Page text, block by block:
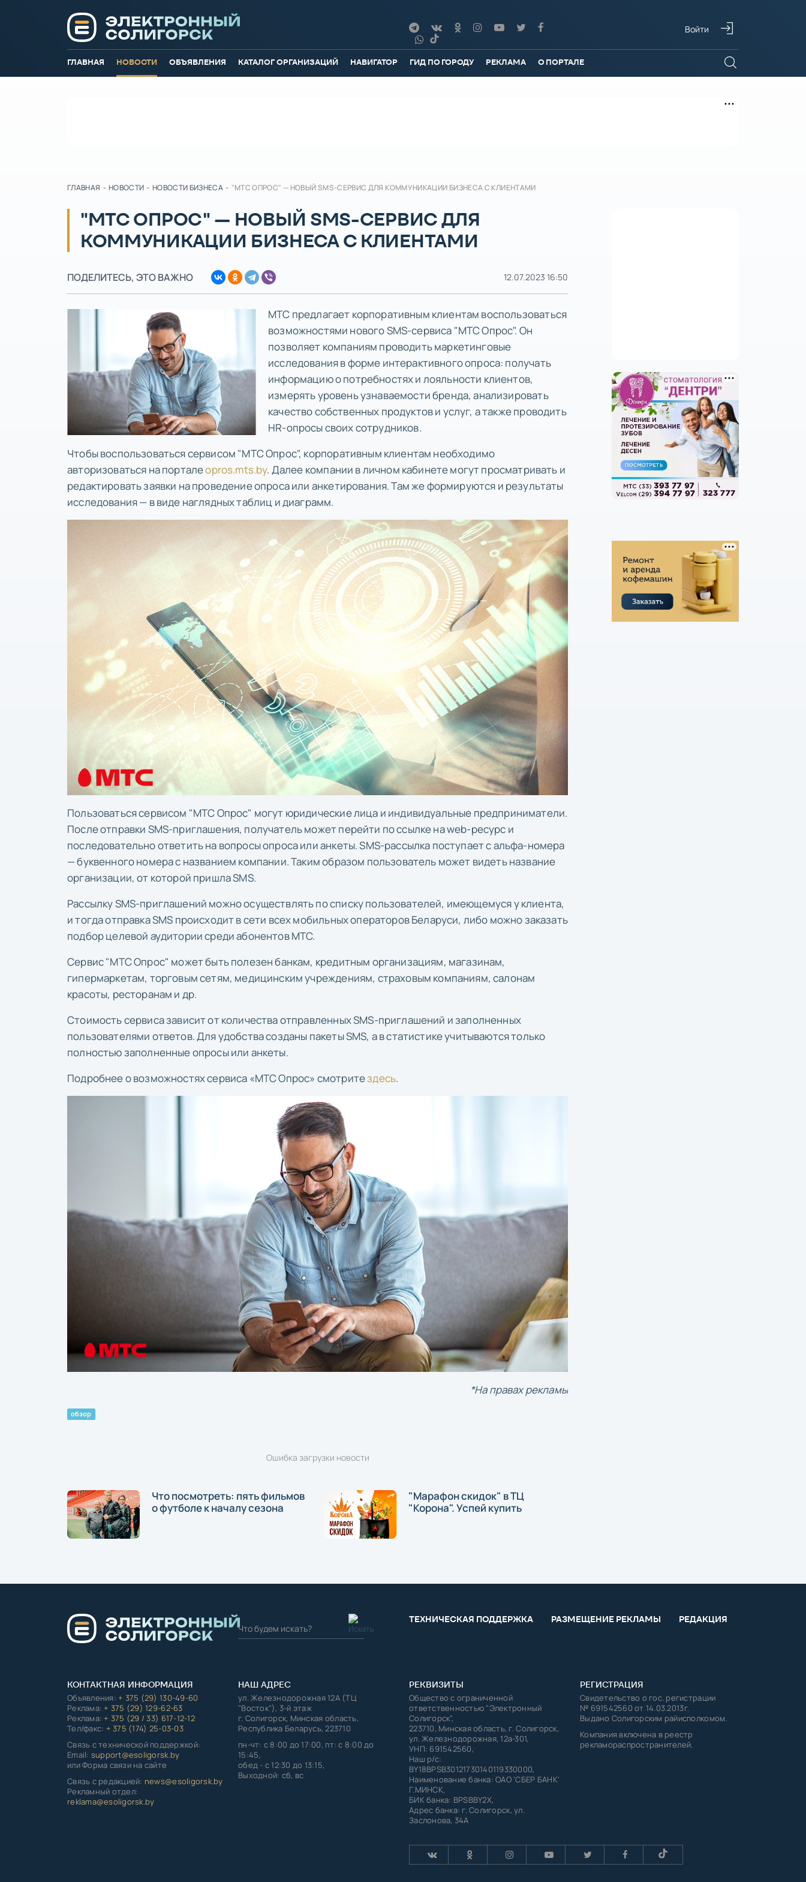
Войти
ГЛАВНАЯ НОВОСТИ ОБЪЯВЛЕНИЯ КАТАЛОГ ОРГАНИЗАЦИЙ НАВИГАТОР ГИД ПО ГОРОДУ РЕКЛАМА О ПОРТАЛЕ
ГЛАВНАЯ - НОВОСТИ - НОВОСТИ БИЗНЕСА - "МТС ОПРОС" — НОВЫЙ SMS-СЕРВИС ДЛЯ КОММУНИКАЦИИ БИЗНЕСА С КЛИЕНТАМИ
"МТС ОПРОС" — НОВЫЙ SMS-СЕРВИС ДЛЯ
КОММУНИКАЦИИ БИЗНЕСА С КЛИЕНТАМИ
ПОДЕЛИТЕСЬ, ЭТО ВАЖНО 12.07.2023 16:50
МТС предлагает корпоративным клиентам воспользоваться
возможностями нового SMS-сервиса "МТС Опрос". Он
позволяет компаниям проводить маркетинговые
исследования в форме интерактивного опроса: получать
информацию о потребностях и лояльности клиентов,
измерять уровень узнаваемости бренда, анализировать
качество собственных продуктов и услуг, а также проводить
HR-опросы своих сотрудников.
Чтобы воспользоваться сервисом "МТС Опрос", корпоративным клиентам необходимо
авторизоваться на порталеopros.mts.by. Далее компании в личном кабинете могут просматривать и
редактировать заявки на проведение опроса или анкетирования. Там же формируются и результаты
исследования — в виде наглядных таблиц и диаграмм.
Пользоваться сервисом "МТС Опрос" могут юридические лица и индивидуальные предприниматели.
После отправки SMS-приглашения, получатель может перейти по ссылке на web-ресурс и
последовательно ответить на вопросы опроса или анкеты. SMS-рассылка поступает с альфа-номера
— буквенного номера с названием компании. Таким образом пользователь может видеть название
организации, от которой пришла SMS.
Рассылку SMS-приглашений можно осуществлять по списку пользователей, имеющемуся у клиента,
и тогда отправка SMS происходит в сети всех мобильных операторов Беларуси, либо можно заказать
подбор целевой аудитории среди абонентов МТС.
Сервис "МТС Опрос" может быть полезен банкам, кредитным организациям, магазинам,
гипермаркетам, торговым сетям, медицинским учреждениям, страховым компаниям, салонам
красоты, ресторанам и др.
Стоимость сервиса зависит от количества отправленных SMS-приглашений и заполненных
пользователями ответов. Для удобства созданы пакеты SMS, а в статистике учитываются только
полностью заполненные опросы или анкеты.
Подробнее о возможностях сервиса «МТС Опрос» смотритездесь.
*На правах рекламы
обзор
Ошибка загрузки новости
Что посмотреть: пять фильмов
о футболе к началу сезона
"Марафон скидок" в ТЦ
"Корона". Успей купить
ТЕХНИЧЕСКАЯ ПОДДЕРЖКА РАЗМЕЩЕНИЕ РЕКЛАМЫ РЕДАКЦИЯ
КОНТАКТНАЯ ИНФОРМАЦИЯ
Объявления:+ 375 (29) 130-49-60
Реклама:+ 375 (29) 129-62-63
Реклама:+ 375 (29 / 33) 617-12-12
Тел/факс: + 375 (174) 25-03-03
Связь с технической поддержкой:
Email: support@esoligorsk.by
или Форма связи на сайте
Связь с редакцией: news@esoligorsk.by
Рекламный отдел:
reklama@esoligorsk.by
НАШ АДРЕС
ул. Железнодорожная 12А (ТЦ
"Восток"), 3-й этаж
г. Солигорск, Минская область,
Республика Беларусь, 223710
пн-чт: с 8:00 до 17:00, пт: с 8:00 до
15:45,
обед - с 12:30 до 13:15,
Выходной: сб, вс
РЕКВИЗИТЫ
Общество с ограниченной
ответственностью "Электронный
Солигорск",
223710, Минская область, г. Солигорск,
ул. Железнодорожная, 12а-301,
УНП: 691542560,
Наш р/с:
BY18BPSB30121730140119330000,
Наименование банка: ОАО 'СБЕР БАНК'
Г.МИНСК,
БИК банка: BPSBBY2X,
Адрес банка: г. Солигорск, ул.
Заслонова, 34А
РЕГИСТРАЦИЯ
Свидетельство о гос. регистрации
№ 691542560 от 14.03.2013г.
Выдано Солигорским райисполкомом.
Компания включена в реестр
рекламораспространителей.